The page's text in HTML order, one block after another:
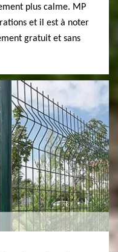
plus calme. MP
et il est à noter
gratuit et sans